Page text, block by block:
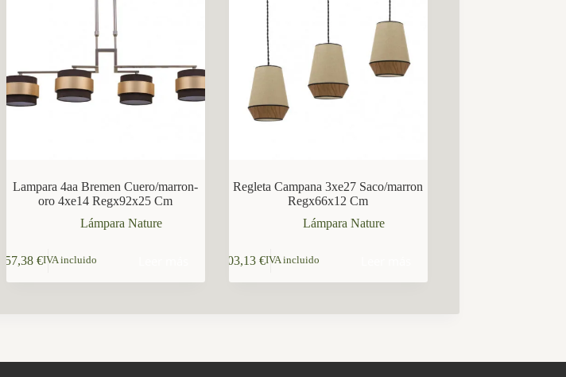
Lampara 4aa Bremen Cuero/marron-
oro 4xe14 Regx92x25 Cm
Lámpara Nature
157,38€IVA incluido
Regleta Campana 3xe27 Saco/marron
Regx66x12 Cm
Lámpara Nature
103,13€IVA incluido